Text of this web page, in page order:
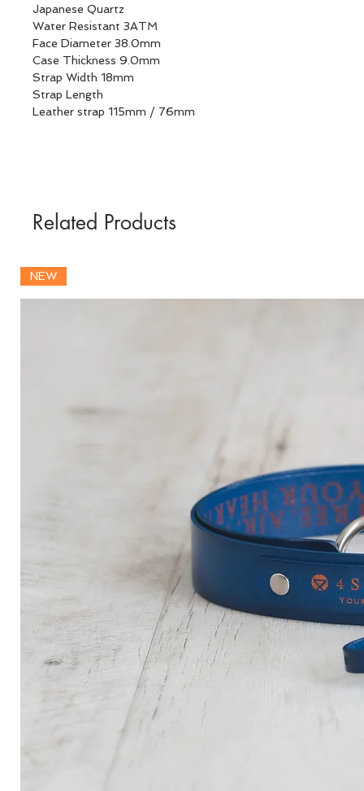
Japanese Quartz
Water Resistant 3ATM
Face Diameter 38.0mm
Case Thickness 9.0mm
Strap Width 18mm
Strap Length
Leather strap 115mm / 76mm
Related Products
NEW